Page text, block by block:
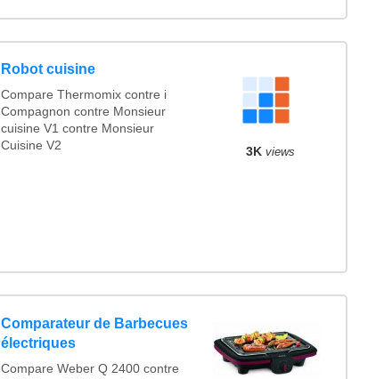
Robot cuisine
Compare Thermomix contre i
Compagnon contre Monsieur
cuisine V1 contre Monsieur
Cuisine V2
3K views
Comparateur de Barbecues
électriques
Compare Weber Q 2400 contre